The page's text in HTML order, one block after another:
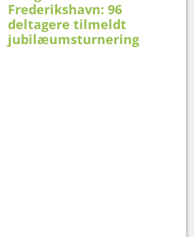
Frederikshavn: 96
deltagere tilmeldt
jubilæumsturnering